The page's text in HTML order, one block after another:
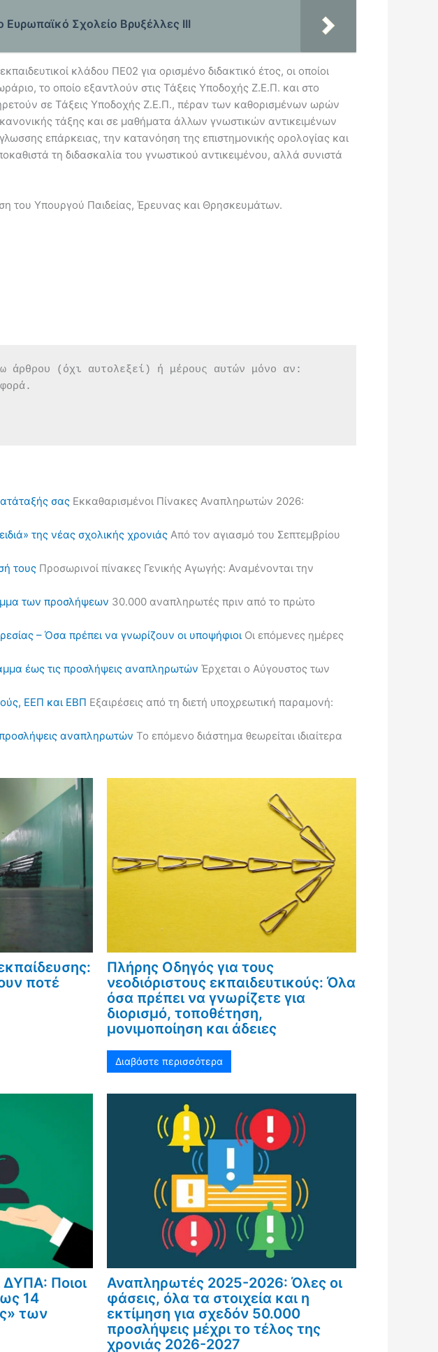
Σχολείο Βρυξέλλες ΙΙΙ
κλάδου ΠΕ02 για ορισμένο διδακτικό έτος, οι οποίοι
το οποίο εξαντλούν στις Τάξεις Υποδοχής Ζ.Ε.Π. και στο
σε Τάξεις Υποδοχής Ζ.Ε.Π., πέραν των καθορισμένων ωρών
τάξης και σε μαθήματα άλλων γνωστικών αντικειμένων
επάρκειας, την κατανόηση της επιστημονικής ορολογίας και
τη διδασκαλία του γνωστικού αντικειμένου, αλλά συνιστά
του Υπουργού Παιδείας, Έρευνας και Θρησκευμάτων.
άρθρου (όχι αυτολεξεί) ή μέρους αυτών μόνο αν:
σας Εκκαθαρισμένοι Πίνακες Αναπληρωτών 2026:
της νέας σχολικής χρονιάς Από τον αγιασμό του Σεπτεμβρίου
τους Προσωρινοί πίνακες Γενικής Αγωγής: Αναμένονται την
των προσλήψεων 30.000 αναπληρωτές πριν από το πρώτο
– Όσα πρέπει να γνωρίζουν οι υποψήφιοι Οι επόμενες ημέρες
έως τις προσλήψεις αναπληρωτών Έρχεται ο Αύγουστος των
ΕΕΠ και ΕΒΠ Εξαιρέσεις από τη διετή υποχρεωτική παραμονή:
προσλήψεις αναπληρωτών Το επόμενο διάστημα θεωρείται ιδιαίτερα
ποτέ
Πλήρης Οδηγός για τους
νεοδιόριστους εκπαιδευτικούς: Όλα
όσα πρέπει να γνωρίζετε για
διορισμό, τοποθέτηση,
μονιμοποίηση και άδειες
Διαβάστε περισσότερα
Ποιοι
14
των
Αναπληρωτές 2025-2026: Όλες οι
φάσεις, όλα τα στοιχεία και η
εκτίμηση για σχεδόν 50.000
προσλήψεις μέχρι το τέλος της
χρονιάς 2026-2027